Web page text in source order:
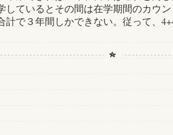
しているとその間は在学期間のカウ
計で３年間しかできない。従って、